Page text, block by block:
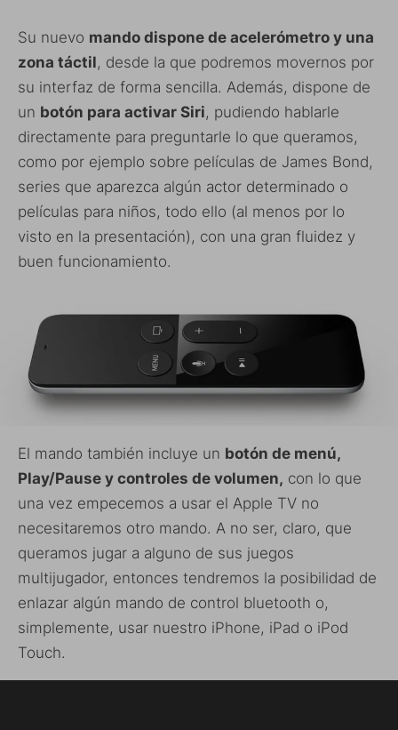
Su nuevo mando dispone de acelerómetro y una
zona táctil, desde la que podremos movernos por
su interfaz de forma sencilla. Además, dispone de
un botón para activar Siri, pudiendo hablarle
directamente para preguntarle lo que queramos,
como por ejemplo sobre películas de James Bond,
series que aparezca algún actor determinado o
películas para niños, todo ello (al menos por lo
visto en la presentación), con una gran fluidez y
buen funcionamiento.
El mando también incluye un botón de menú,
Play/Pause y controles de volumen, con lo que
una vez empecemos a usar el Apple TV no
necesitaremos otro mando. A no ser, claro, que
queramos jugar a alguno de sus juegos
multijugador, entonces tendremos la posibilidad de
enlazar algún mando de control bluetooth o,
simplemente, usar nuestro iPhone, iPad o iPod
Touch.